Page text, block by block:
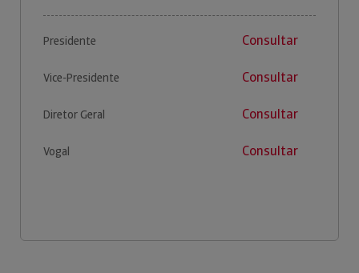
Presidente Consultar
Vice-Presidente Consultar
Diretor Geral Consultar
Vogal Consultar